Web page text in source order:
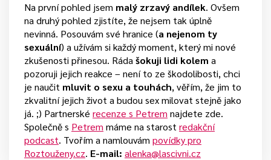
Na první pohled jsem malý zrzavý andílek. Ovšem
na druhý pohled zjistíte, že nejsem tak úplně
nevinná. Posouvám své hranice (a nejenom ty
sexuální) a užívám si každý moment, který mi nové
zkušenosti přinesou. Ráda šokuji lidi kolem a
pozoruji jejich reakce – není to ze škodolibosti, chci
je naučit mluvit o sexu a touhách, věřím, že jim to
zkvalitní jejich život a budou sex milovat stejně jako
já. ;) Partnerské recenze s Petrem najdete zde.
Společně s Petrem máme na starost redakční
podcast. Tvořím a namlouvám povídky pro
Roztouženy.cz. E-mail: alenka@lascivni.cz